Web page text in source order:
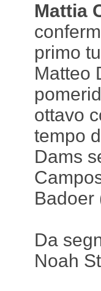
Mattia
primo
Matteo
ottavo
tempo
Dams
Badoer
Da
Noah